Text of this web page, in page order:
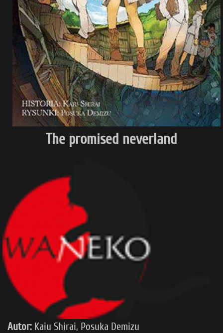
The promised neverland
Autor: Kaiu Shirai, Posuka Demizu